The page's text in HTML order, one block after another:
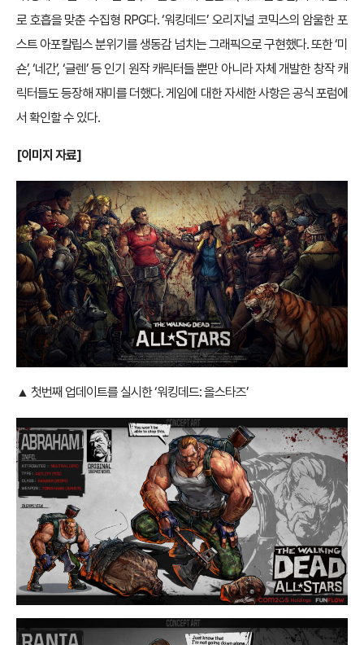
로 호흡을 맞춘 수집형 RPG다. ‘워킹데드’ 오리지널 코믹스의 암울한 포
스트 아포칼립스 분위기를 생동감 넘치는 그래픽으로 구현했다. 또한 ‘미
숀’, ‘네간’, ‘글렌’ 등 인기 원작 캐릭터들 뿐만 아니라 자체 개발한 창작 캐
릭터들도 등장해 재미를 더했다. 게임에 대한 자세한 사항은 공식 포럼에
서 확인할 수 있다.
[이미지 자료]
▲ 첫번째 업데이트를 실시한 ‘워킹데드: 올스타즈’